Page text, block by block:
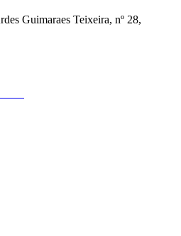
Guimaraes Teixeira, nº 28,